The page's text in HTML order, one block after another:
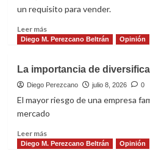
un requisito para vender.
Leer másLeer
más
empresa
que
no
valor
toma
Diego M. Perezcano Beltrán Opinión
La importancia de
Diego Perezcano julio 8, 2026 0
El mayor riesgo de una empresa
mercado
Leer másLeer
más
Diego M. Perezcano Beltrán Opinión